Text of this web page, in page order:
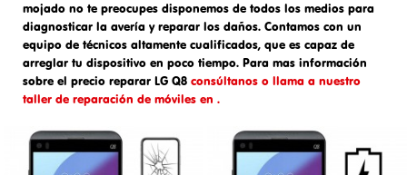
mojado no te preocupes disponemos de todos los medios para
diagnosticar la avería y reparar los daños. Contamos con un
equipo de técnicos altamente cualificados, que es capaz de
arreglar tu dispositivo en poco tiempo. Para mas información
sobre el precio reparar LG Q8 consúltanos o llama a nuestro
taller de reparación de móviles en .